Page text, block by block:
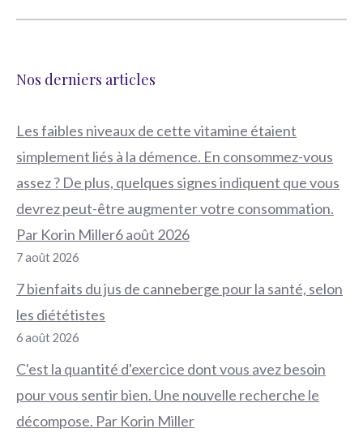
Nos derniers articles
Les faibles niveaux de cette vitamine étaient
simplement liés à la démence. En consommez-vous
assez ? De plus, quelques signes indiquent que vous
devrez peut-être augmenter votre consommation.
Par Korin Miller6 août 2026
7 août 2026
7 bienfaits du jus de canneberge pour la santé, selon
les diététistes
6 août 2026
C'est la quantité d'exercice dont vous avez besoin
pour vous sentir bien. Une nouvelle recherche le
décompose. Par Korin Miller